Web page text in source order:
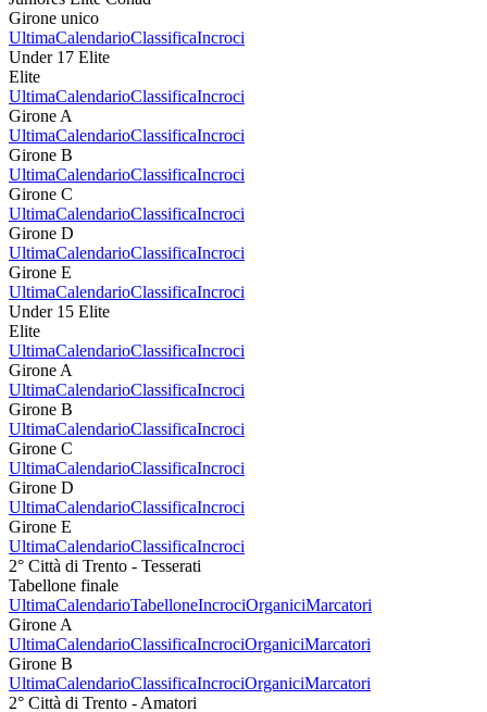
Girone unico
UltimaCalendarioClassificaIncroci
Under 17 Elite
Elite
UltimaCalendarioClassificaIncroci
Girone A
UltimaCalendarioClassificaIncroci
Girone B
UltimaCalendarioClassificaIncroci
Girone C
UltimaCalendarioClassificaIncroci
Girone D
UltimaCalendarioClassificaIncroci
Girone E
UltimaCalendarioClassificaIncroci
Under 15 Elite
Elite
UltimaCalendarioClassificaIncroci
Girone A
UltimaCalendarioClassificaIncroci
Girone B
UltimaCalendarioClassificaIncroci
Girone C
UltimaCalendarioClassificaIncroci
Girone D
UltimaCalendarioClassificaIncroci
Girone E
UltimaCalendarioClassificaIncroci
2° Città di Trento - Tesserati
Tabellone finale
UltimaCalendarioTabelloneIncrociOrganiciMarcatori
Girone A
UltimaCalendarioClassificaIncrociOrganiciMarcatori
Girone B
UltimaCalendarioClassificaIncrociOrganiciMarcatori
2° Città di Trento - Amatori